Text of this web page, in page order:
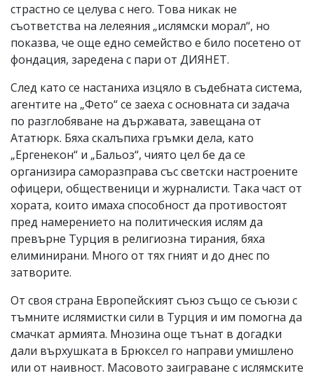
страстно се целува с него. Това никак не
съответства на лелеяния „ислямски морал“, но
показва, че още едно семейство е било посетено от
фондация, заредена с пари от ДИЯНЕТ.
След като се настаниха изцяло в съдебната система,
агентите на „Фето“ се заеха с основната си задача
по разглобяване на държавата, завещана от
Ататюрк. Бяха скалъпиха гръмки дела, като
„Ергенекон“ и „Бальоз“, чиято цел бе да се
организира саморазправа със светски настроените
офицери, общественици и журналисти. Така част от
хората, които имаха способност да противостоят
пред намерението на политическия ислям да
превърне Турция в религиозна тирания, бяха
елиминирани. Много от тях гният и до днес по
затворите.
От своя страна Европейският съюз също се съюзи с
тъмните ислямистки сили в Турция и им помогна да
смачкат армията. Мнозина още тънат в догадки
дали върхушката в Брюксел го направи умишлено
или от наивност. Масовото заиграване с ислямските